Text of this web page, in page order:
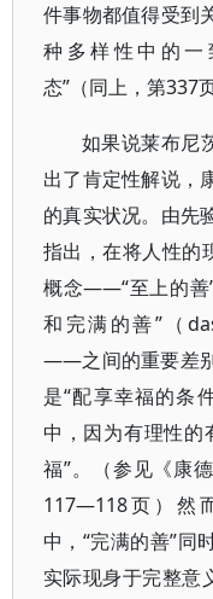
件事物都值得受到
种多样性中的一
态”（同上，第337页
如果说莱布尼
出了肯定性解说，
的真实状况。由先
指出，在将人性的
概念——“至上的善
和完满的善”（
——之间的重要差
是“配享幸福的条
中，因为有理性的
福”。（参见《康
117—118页）然
中，“完满的善”同
实际现身于完整意